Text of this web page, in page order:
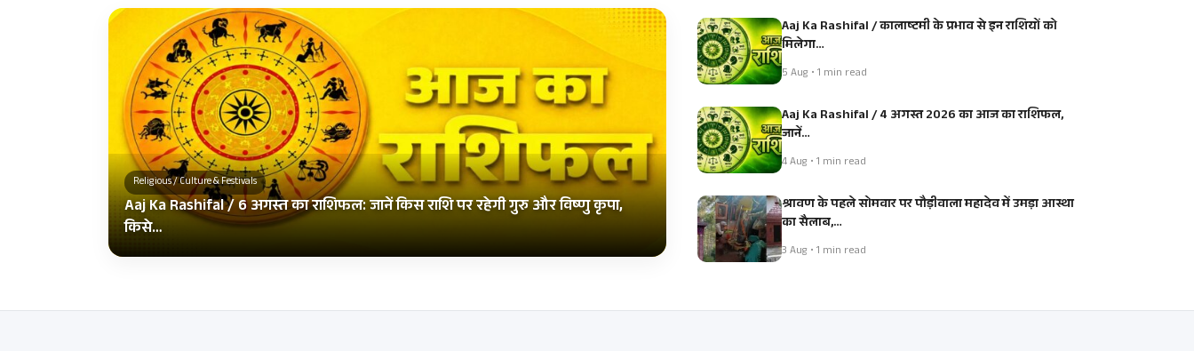
Religious / Culture & Festivals
Aaj Ka Rashifal / 6 अगस्त का राशिफल: जानें किस राशि पर रहेगी गुरु और विष्णु कृपा,
किसे…
Aaj Ka Rashifal / कालाष्टमी के प्रभाव से इन राशियों को
मिलेगा…
5 Aug • 1 min read
Aaj Ka Rashifal / 4 अगस्त 2026 का आज का राशिफल,
जानें…
4 Aug • 1 min read
श्रावण के पहले सोमवार पर पौड़ीवाला महादेव में उमड़ा आस्था
का सैलाब,…
3 Aug • 1 min read